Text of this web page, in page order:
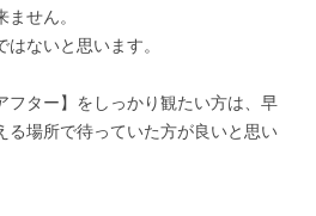
せん。
ないと思います。
フター】をしっかり観たい方は、早
る場所で待っていた方が良いと思い